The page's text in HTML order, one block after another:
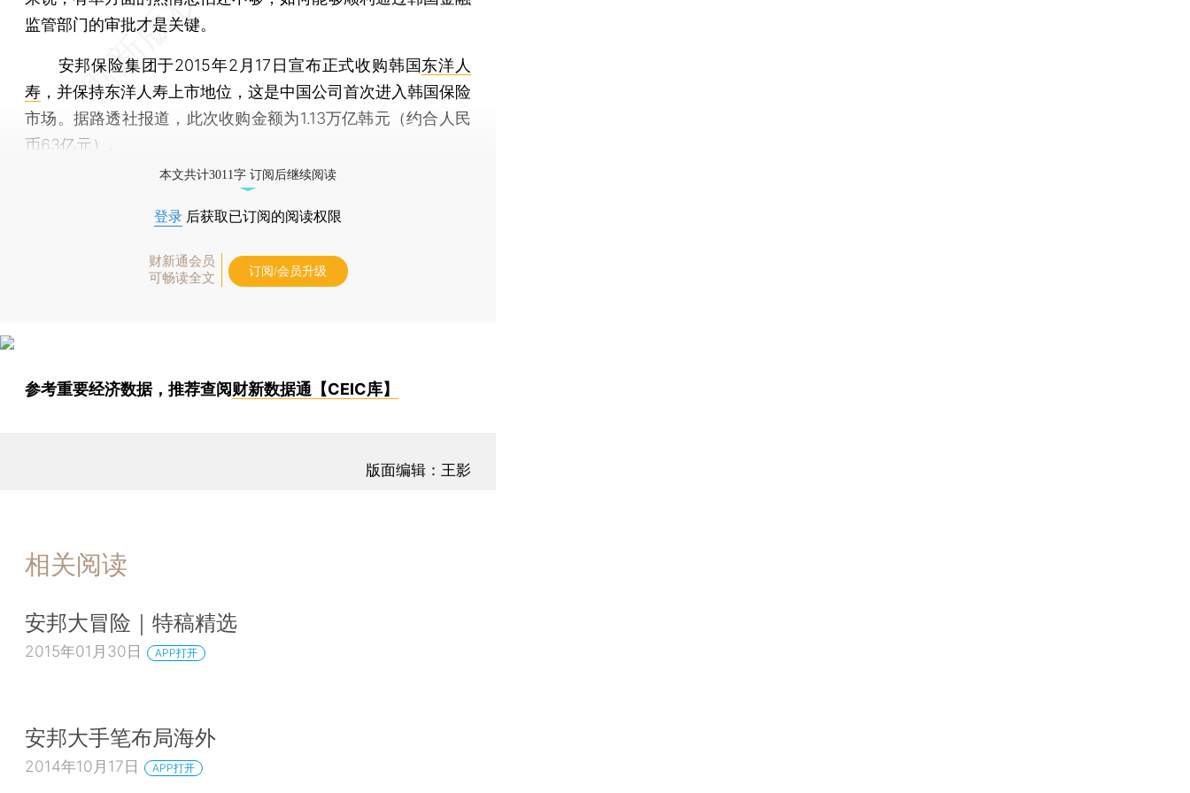
监管部门的审批才是关键。
安邦保险集团于2015年2月17日宣布正式收购韩国东洋人
寿 ，并保持东洋人寿上市地位，这是中国公司首次进入韩国保险
市场。据路透社报道，此次收购金额为1.13万亿韩元（约合人民
币63亿元）。
本文共计3011字 订阅后继续阅读
登录 后获取已订阅的阅读权限
财新通会员
可畅读全文
订阅/会员升级
参考重要经济数据，推荐查阅财新数据通【CEIC库】
版面编辑：王影
相关阅读
安邦大冒险｜特稿精选
2015年01月30日 APP打开
安邦大手笔布局海外
2014年10月17日 APP打开